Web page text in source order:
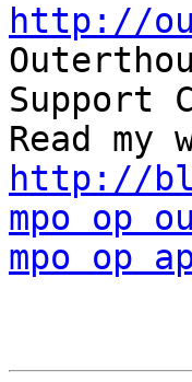
http://
Support
http://
mpo op
mpo op